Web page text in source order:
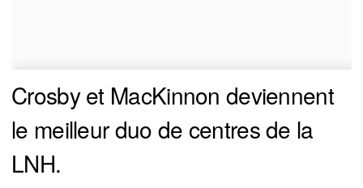
Crosby et MacKinnon deviennent
le meilleur duo de centres de la
LNH.